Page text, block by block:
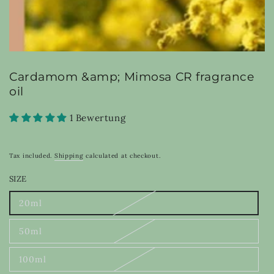
Cardamom &amp; Mimosa CR fragrance
oil
1 Bewertung
Tax included. Shipping calculated at checkout.
SIZE
20ml
Variant
sold
or
unavailable
50ml
Variant
sold
or
unavailable
100ml
Variant
sold